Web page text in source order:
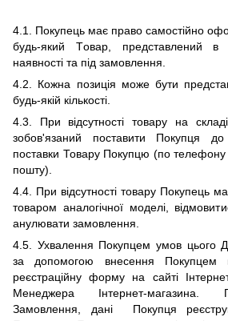
4.1. Покупець має право самостійно
будь-який Товар, представлений в
наявності та під замовлення.
4.2. Кожна позиція може бути
будь-якій кількості.
4.3. При відсутності товару на
зобов'язаний поставити Покупця
поставки Товару Покупцю (по телефону
пошту).
4.4. При відсутності товару Покупець
товаром аналогічної моделі,
анулювати замовлення.
4.5. Ухвалення Покупцем умов цього
за допомогою внесення Покупцем
реєстраційну форму на сайті
Менеджера Інтернет-магазина .
Замовлення, дані Покупця